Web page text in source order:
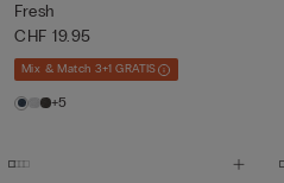
Fresh
CHF 19.95
Mix & Match 3+1 GRATIS
+5